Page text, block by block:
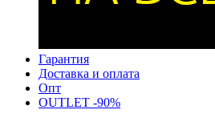
Гарантия
Доставка и оплата
Опт
OUTLET -90%